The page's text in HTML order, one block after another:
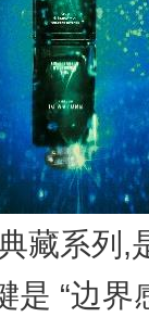
系列,
“边界